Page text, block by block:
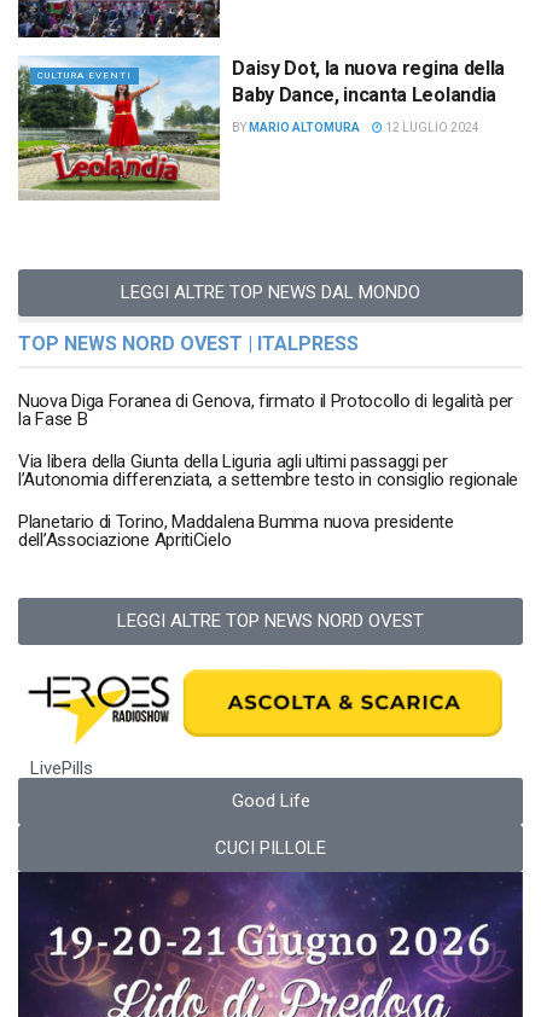
CULTURA EVENTI
Daisy Dot, la nuova regina della
Baby Dance, incanta Leolandia
BY MARIO ALTOMURA 12 LUGLIO 2024
LEGGI ALTRE TOP NEWS DAL MONDO
TOP NEWS NORD OVEST | ITALPRESS
Nuova Diga Foranea di Genova, firmato il Protocollo di legalità per
la Fase B
Via libera della Giunta della Liguria agli ultimi passaggi per
l’Autonomia differenziata, a settembre testo in consiglio regionale
Planetario di Torino, Maddalena Bumma nuova presidente
dell’Associazione ApritiCielo
LEGGI ALTRE TOP NEWS NORD OVEST
LivePills
Good Life
CUCI PILLOLE